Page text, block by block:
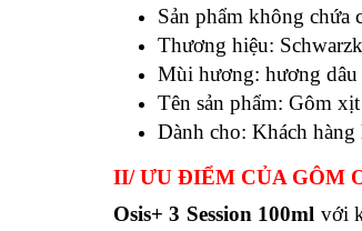
Sản phẩm không chứa
Thương hiệu:
Mùi hương: hương
Tên sản phẩm: Gôm
Dành cho: Khách
II/ ƯU ĐIỂM CỦA GÔM
Osis+ 3 Session 100ml với